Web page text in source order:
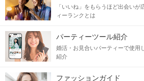
「いいね」をもらうほど出会い
ィーランクとは
パーティーツール紹介
婚活・お見合いパーティーで使用
紹介
ファッションガイド